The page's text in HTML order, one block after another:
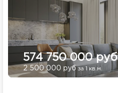
574 750 000 руб
2 500 000 руб за 1 кв.м.